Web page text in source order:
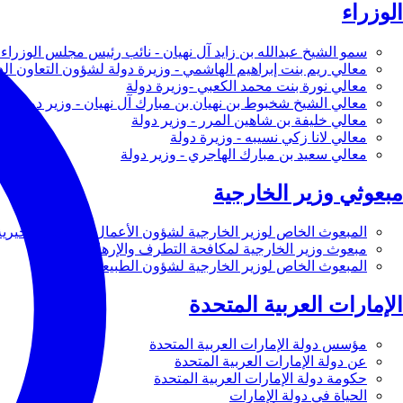
الوزراء
سمو الشيخ عبدالله بن زايد آل نهيان - نائب رئيس مجلس الوزراء
معالي ريم بنت إبراهيم الهاشمي - وزيرة دولة لشؤون التعاون
معالي نورة بنت محمد الكعبي -وزيرة دولة
معالي الشيخ شخبوط بن نهيان بن مبارك آل نهيان - وزير دولة
معالي خليفة بن شاهين المرر - وزير دولة
معالي لانا زكي نسيبه - وزيرة دولة
معالي سعيد بن مبارك الهاجري - وزير دولة
مبعوثي وزير الخارجية
المبعوث الخاص لوزير الخارجية لشؤون الأعمال والأعمال
مبعوث وزير الخارجية لمكافحة التطرف والإرهاب
المبعوث الخاص لوزير الخارجية لشؤون الطبيعة
الإمارات العربية المتحدة
مؤسس دولة الإمارات العربية المتحدة
عن دولة الإمارات العربية المتحدة
حكومة دولة الإمارات العربية المتحدة
الحياة في دولة الإمارات